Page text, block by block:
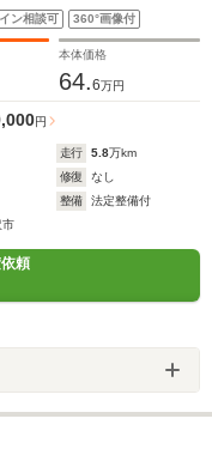
キセノンライト/
ン相談可 360°画像付
本体価格
64.6万円
円
走行 5.8万km
修復
なし
整備
法定整備付
市
頼